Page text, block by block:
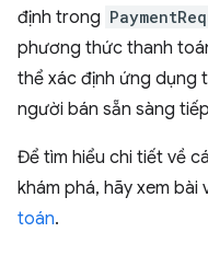
định trong
phương thức thanh
thể xác định ứng dụng
người bán sẵn sàng
Để tìm hiểu chi tiết về
khám phá, hãy xem bài
toán.